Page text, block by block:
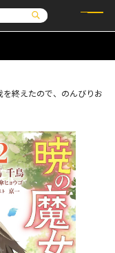
ノベル
ノベルス
NEWS
合わせはこちら
終えたので、のんびりお